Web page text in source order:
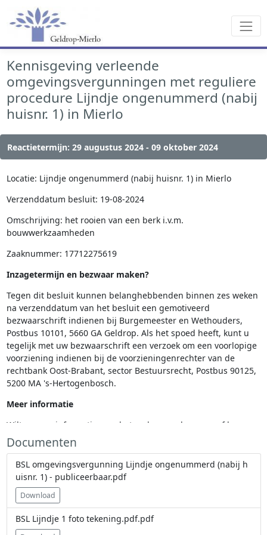
Kennisgeving verleende
omgevingsvergunningen met reguliere
procedure Lijndje ongenummerd (nabij
huisnr. 1) in Mierlo
Reactietermijn: 29 augustus 2024 - 09 oktober 2024
Locatie: Lijndje ongenummerd (nabij huisnr. 1) in Mierlo
Verzenddatum besluit: 19-08-2024
Omschrijving: het rooien van een berk i.v.m.
bouwwerkzaamheden
Zaaknummer: 17712275619
Inzagetermijn en bezwaar maken?
Tegen dit besluit kunnen belanghebbenden binnen zes weken
na verzenddatum van het besluit een gemotiveerd
bezwaarschrift indienen bij Burgemeester en Wethouders,
Postbus 10101, 5660 GA Geldrop. Als het spoed heeft, kunt u
tegelijk met uw bezwaarschrift een verzoek om een voorlopige
voorziening indienen bij de voorzieningenrechter van de
rechtbank Oost-Brabant, sector Bestuursrecht, Postbus 90125,
5200 MA 's-Hertogenbosch.
Meer informatie
Wilt u meer informatie over het maken van bezwaar of beroep
bij de overheid, kijk dan op www.geldrop-mierlo.nl. Wilt u meer
weten over aanvragen en besluiten? Neem dan contact op met
de gemeente via telefoonnummer (040) 289 38 93. Besluiten of
ontwerpbesluiten kunt u inzien via www.mijnpublicaties.nl en
dan klikken op gemeente Geldrop-Mierlo.
Documenten
BSL omgevingsvergunning Lijndje ongenummerd (nabij h
uisnr. 1) - publiceerbaar.pdf
Download
BSL Lijndje 1 foto tekening.pdf.pdf